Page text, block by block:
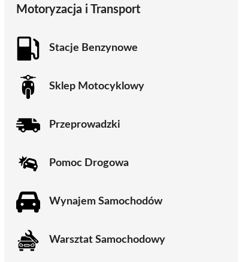
Motoryzacja i Transport
Stacje Benzynowe
Sklep Motocyklowy
Przeprowadzki
Pomoc Drogowa
Wynajem Samochodów
Warsztat Samochodowy